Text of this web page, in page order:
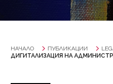
НАЧАЛО ПУБЛИКАЦИИ
ДИГИТАЛИЗАЦИЯ НА